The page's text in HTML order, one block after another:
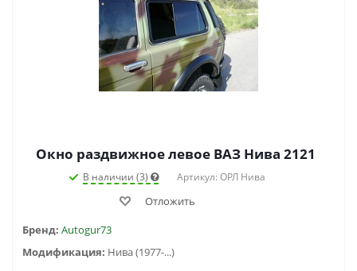
Окно раздвижное левое ВАЗ Нива 2121
В наличии (3) Артикул: ОРЛ Нива
Отложить
Бренд: Autogur73
Модификация: Нива (1977-...)